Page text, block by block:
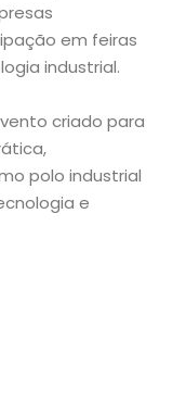
em feiras
industrial.
criado para
polo industrial
e